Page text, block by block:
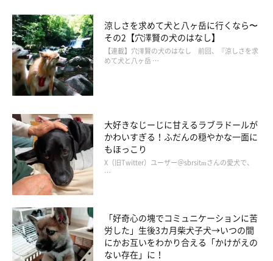
涼しさを求めて犬と八ヶ岳に行くなら〜
その2【穴澤賢の犬のはなし】
【連載】穴澤賢の犬のはなし 前回、『涼しさを求
めて犬と八ヶ岳 …
大好きなじーじに甘えるラブラドールが
かわいすぎる！ふだんの穏やかな一面に
もほっこり
X（旧Twitter）ユーザー＠sbrsitmさんの愛犬で、
…
「好奇心の塊でコミュニケーションに苦
労した」生後3カ月柴犬子犬→いつの間
にかお互いをわかり合える「かけがえの
ない存在」に！